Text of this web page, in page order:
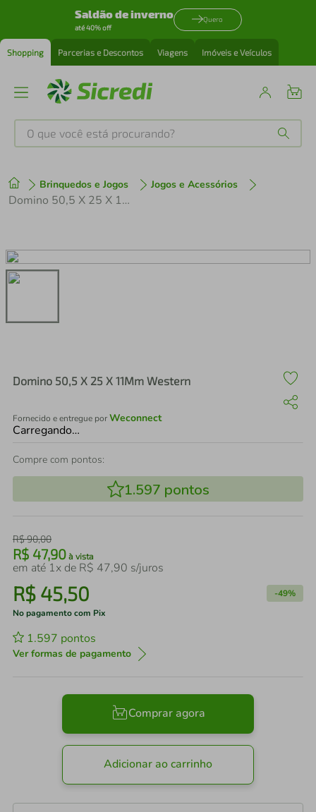
Saldão de inverno
até 40% off
Quero
Shopping Parcerias e Descontos Viagens Imóveis e Veículos
O que você está procurando?
Brinquedos e Jogos Jogos e Acessórios
Domino 50,5 X 25 X 11Mm Western
Domino 50,5 X 25 X 11Mm Western
Fornecido e entregue porWeconnect
Carregando…
Compre com pontos:
1.597 pontos
R$90,00
R$ 47,90 à vista
em até 1x de R$ 47,90 s/juros
R$ 45,50 -49%
No pagamento com Pix
1.597 pontos
Ver formas de pagamento
Comprar agora
Adicionar ao carrinho
1º tenis